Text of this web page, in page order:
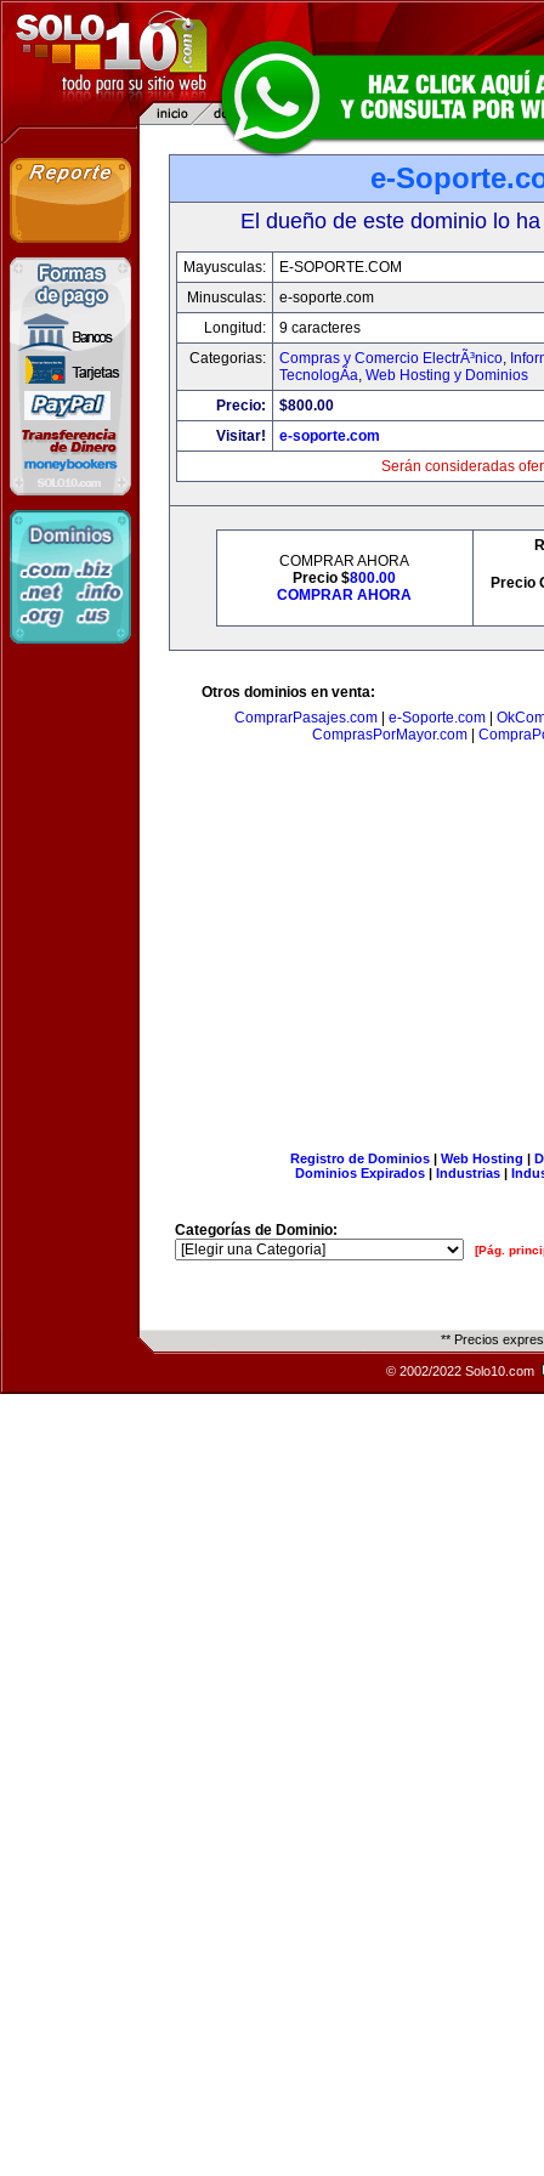
e-
El dueño de este dominio lo
Mayusculas:
E-SOPORTE.COM
Minusculas:
e-soporte.com
Longitud:
9 caracteres
Categorias:
Compras y Comercio ElectrÃ³nico,
TecnologÃ­a, Web Hosting y Dominios
Precio:
$800.00
Visitar!
e-soporte.com
Serán consideradas
COMPRAR AHORA
Precio $800.00
COMPRAR AHORA
Precio
Otros dominios en venta:
ComprarPasajes.com
e-Soporte.com
ComprasPorMayor.com|
Registro de Dominios| Web Hosting |
Dominios Expirados | Industrias |
Categorías de Dominio:
[Pág.
** Precios
© 2002/2022 Solo10.com